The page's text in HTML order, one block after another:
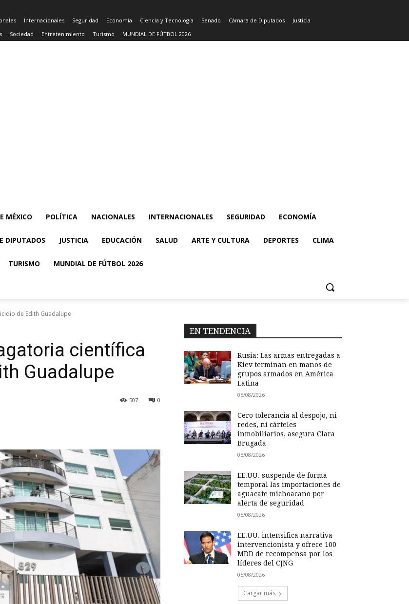
Internacionales Seguridad Economía Ciencia y Tecnología Senado Cámara de Diputados
Justicia
Sociedad Entretenimiento Turismo MUNDIAL DE FÚTBOL 2026
MÉXICO POLÍTICA NACIONALES INTERNACIONALES SEGURIDAD ECONOMÍA
DIPUTADOS JUSTICIA EDUCACIÓN SALUD ARTE Y CULTURA DEPORTES CLIMA
TURISMO MUNDIAL DE FÚTBOL 2026
de Edith Guadalupe
científica
Guadalupe
0
507
EN TENDENCIA
Rusia: Las armas entregadas a
Kiev terminan en manos de
grupos armados en América
Latina
05/08/2026
Cero tolerancia al despojo, ni
redes, ni cárteles
inmobiliarios, asegura Clara
Brugada
05/08/2026
EE.UU. suspende de forma
temporal las importaciones de
aguacate michoacano por
alerta de seguridad
05/08/2026
EE.UU. intensifica narrativa
intervencionista y ofrece 100
MDD de recompensa por los
líderes del CJNG
05/08/2026
Cargar más